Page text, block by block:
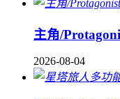
主角/
2026-08-04